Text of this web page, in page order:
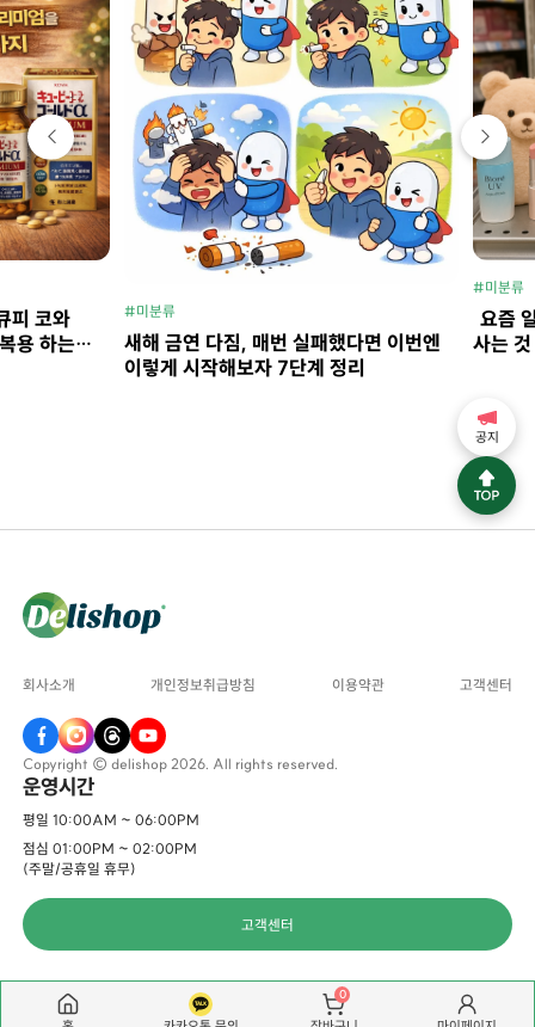
피 코와
용 하는
#미분류
새해 금연 다짐, 매번 실패했다면 이번엔
이렇게 시작해보자 7단계 정리
#미분류
요즘
사는
회사소개 개인정보취급방침 이용약관 고객센터
Copyright © delishop 2026. All rights reserved.
운영시간
평일 10:00AM ~ 06:00PM
점심 01:00PM ~ 02:00PM
(주말/공휴일 휴무)
고객센터
공지
0